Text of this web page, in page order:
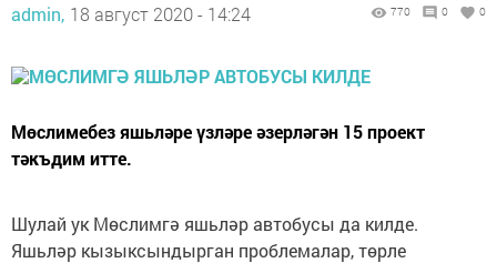
admin, 18 август 2020 - 14:24 770 0 0
Мөслимебез яшьләре үзләре әзерләгән 15 проект
тәкъдим итте.
Шулай ук Мөслимгә яшьләр автобусы да килде.
Яшьләр кызыксындырган проблемалар, төрле